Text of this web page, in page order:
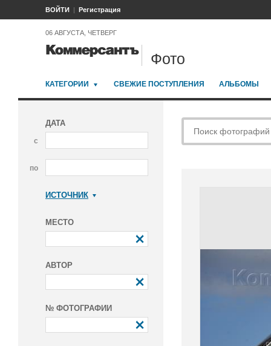
ВОЙТИ Регистрация
06 АВГУСТА, ЧЕТВЕРГ
Фото
КАТЕГОРИИ СВЕЖИЕ ПОСТУПЛЕНИЯ АЛЬБОМЫ
ДАТА
с
по
ИСТОЧНИК
МЕСТО
АВТОР
№ ФОТОГРАФИИ